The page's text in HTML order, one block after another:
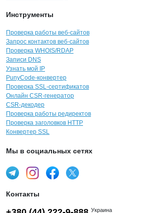
Инструменты
Проверка работы веб-сайтов
Запрос контактов веб-сайтов
Проверка WHOIS/RDAP
Записи DNS
Узнать мой IP
PunyCode-конвертер
Проверка SSL-сертификатов
Онлайн CSR-генератор
CSR-декодер
Проверка работы редиректов
Проверка заголовков HTTP
Конвертер SSL
Мы в социальных сетях
Контакты
Украина